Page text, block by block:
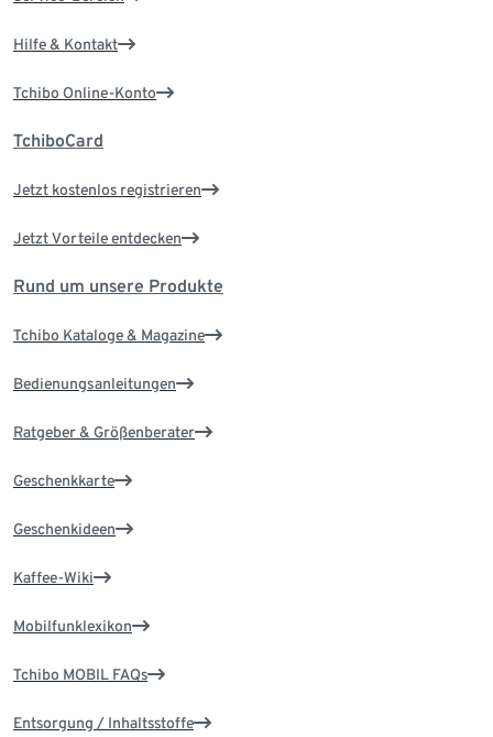
Hilfe & Kontakt
Tchibo Online-Konto
TchiboCard
Jetzt kostenlos registrieren
Jetzt Vorteile entdecken
Rund um unsere Produkte
Tchibo Kataloge & Magazine
Bedienungsanleitungen
Ratgeber & Größenberater
Geschenkkarte
Geschenkideen
Kaffee-Wiki
Mobilfunklexikon
Tchibo MOBIL FAQs
Entsorgung / Inhaltsstoffe